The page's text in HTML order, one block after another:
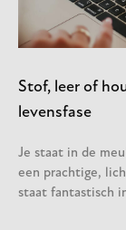
Stof, leer of
levensfase
Je staat in de
een prachtige,
staat fantastisch